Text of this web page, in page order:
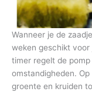
Wanneer je de
weken geschikt
timer regelt de
omstandigheden.
groente en kruiden